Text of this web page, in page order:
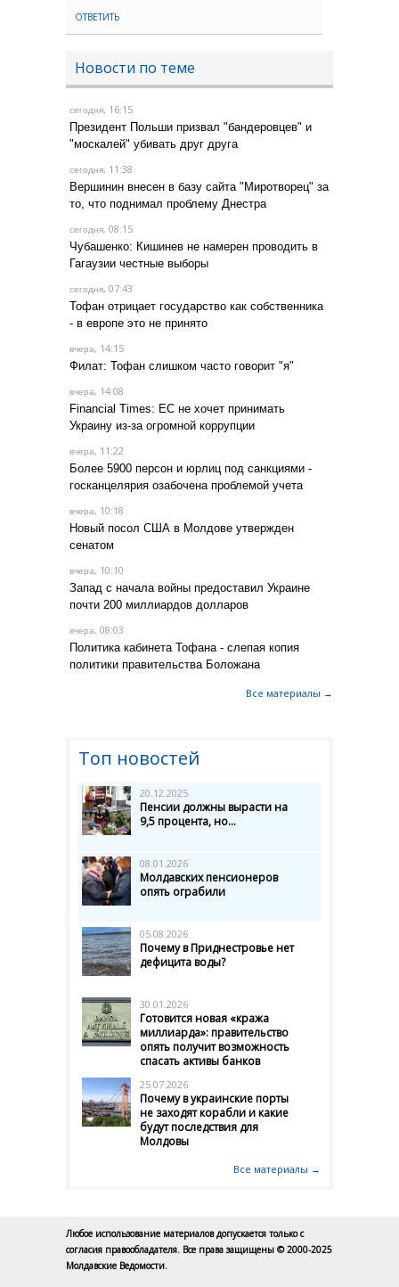
ОТВЕТИТЬ
Новости по теме
сегодня, 16:15
Президент Польши призвал "бандеровцев" и
"москалей" убивать друг друга
сегодня, 11:38
Вершинин внесен в базу сайта "Миротворец" за
то, что поднимал проблему Днестра
сегодня, 08:15
Чубашенко: Кишинев не намерен проводить в
Гагаузии честные выборы
сегодня, 07:43
Тофан отрицает государство как собственника
- в европе это не принято
вчера, 14:15
Филат: Тофан слишком часто говорит "я"
вчера, 14:08
Financial Times: ЕС не хочет принимать
Украину из-за огромной коррупции
вчера, 11:22
Более 5900 персон и юрлиц под санкциями -
госканцелярия озабочена проблемой учета
вчера, 10:18
Новый посол США в Молдове утвержден
сенатом
вчера, 10:10
Запад с начала войны предоставил Украине
почти 200 миллиардов долларов
вчера, 08:03
Политика кабинета Тофана - слепая копия
политики правительства Боложана
Все материалы →
Топ новостей
20.12.2025
Пенсии должны вырасти на
9,5 процента, но...
08.01.2026
Молдавских пенсионеров
опять ограбили
05.08.2026
Почему в Приднестровье нет
дефицита воды?
30.01.2026
Готовится новая «кража
миллиарда»: правительство
опять получит возможность
спасать активы банков
25.07.2026
Почему в украинские порты
не заходят корабли и какие
будут последствия для
Молдовы
Все материалы →
Любое использование материалов допускается только с
согласия правообладателя. Все права защищены © 2000-2025
Молдавские Ведомости.